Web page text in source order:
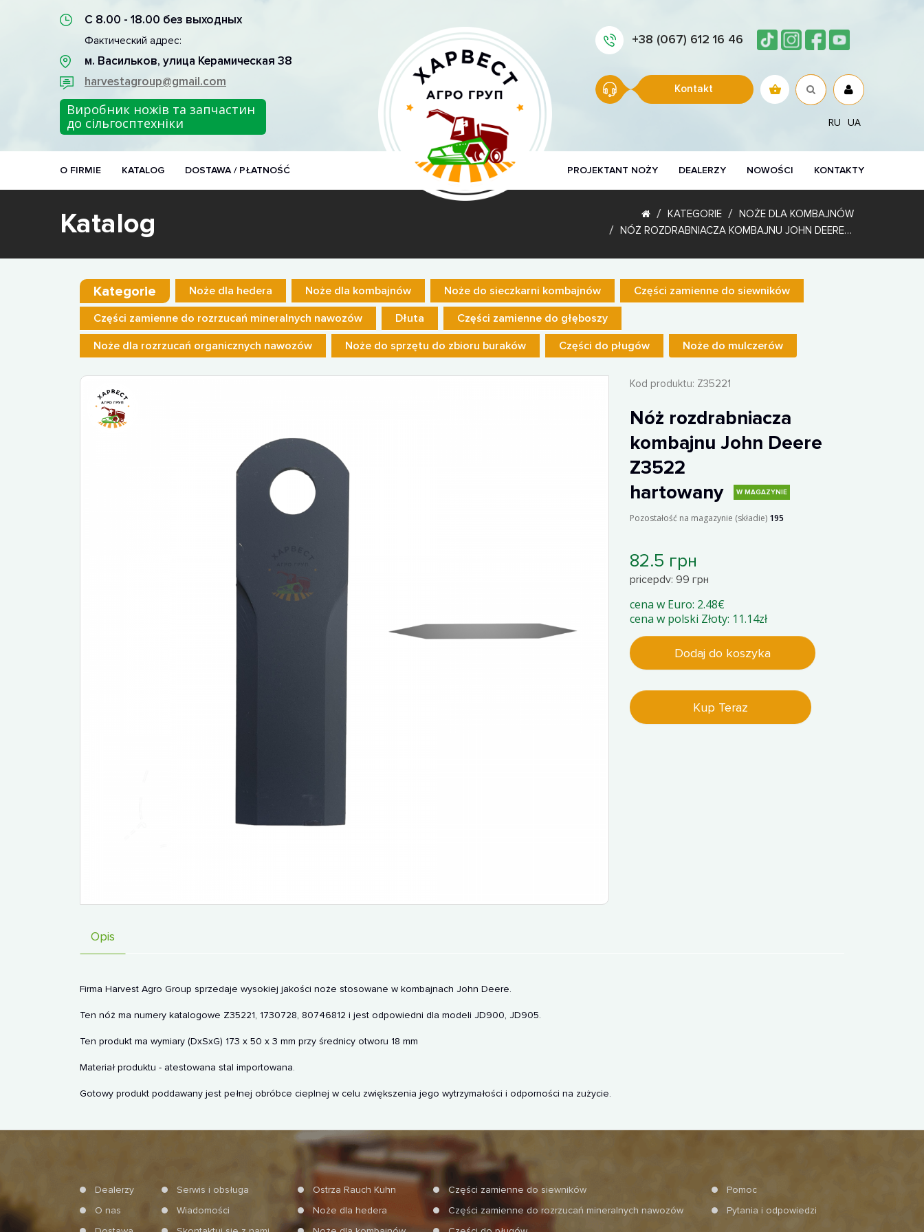
С 8.00 - 18.00 без выходных
Фактический адрес:
м. Васильков, улица Керамическая 38
harvestagroup@gmail.com
Виробник ножів та запчастин
до сільгосптехніки
+38 (067) 612 16 46
Kontakt
RU UA
O FIRMIE KATALOG DOSTAWA / PŁATNOŚĆ PROJEKTANT NOŻY DEALERZY NOWOŚCI KONTAKTY
Katalog KATEGORIE
NOŻE DLA KOMBAJNÓW
NÓŻ ROZDRABNIACZA KOMBAJNU JOHN DEERE Z3522 HARTOWANY
Kategorie Noże dla hedera Noże dla kombajnów Noże do sieczkarni kombajnów
Części zamienne do siewników
Części zamienne do rozrzucań mineralnych nawozów
Dłuta
Części zamienne do głęboszy
Noże dla rozrzucań organicznych nawozów
Noże do sprzętu do zbioru buraków Części do pługów Noże do mulczerów
Kod produktu: Z35221
Nóż rozdrabniacza
kombajnu John Deere
Z3522
hartowany
W MAGAZYNIE
Pozostałość na magazynie (składie) 195
82.5 грн
pricepdv: 99 грн
cena w Euro: 2.48€
cena w polski Złoty: 11.14zł
Dodaj do koszyka
Kup Teraz
Opis
Firma Harvest Agro Group sprzedaje wysokiej jakości noże stosowane w kombajnach John Deere.
Ten nóż ma numery katalogowe Z35221, 1730728, 80746812 i jest odpowiedni dla modeli JD900, JD905.
Ten produkt ma wymiary (DxSxG) 173 x 50 x 3 mm przy średnicy otworu 18 mm
Materiał produktu - atestowana stal importowana.
Gotowy produkt poddawany jest pełnej obróbce cieplnej w celu zwiększenia jego wytrzymałości i odporności na zużycie.
Dealerzy
O nas
Serwis i obsługa
Wiadomości
Ostrza Rauch Kuhn
Noże dla hedera
Części zamienne do siewników
Części zamienne do rozrzucań mineralnych nawozów
Pomoc
Pytania i odpowiedzi